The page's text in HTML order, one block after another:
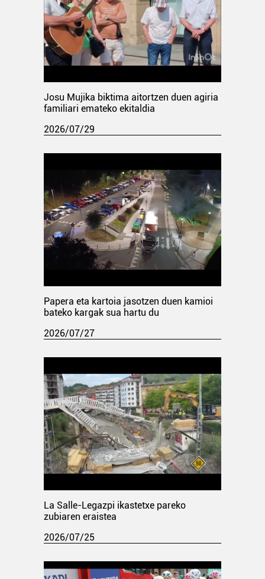
Josu Mujika biktima aitortzen duen agiria
familiari emateko ekitaldia
2026/07/29
Papera eta kartoia jasotzen duen kamioi
bateko kargak sua hartu du
2026/07/27
La Salle-Legazpi ikastetxe pareko
zubiaren eraistea
2026/07/25